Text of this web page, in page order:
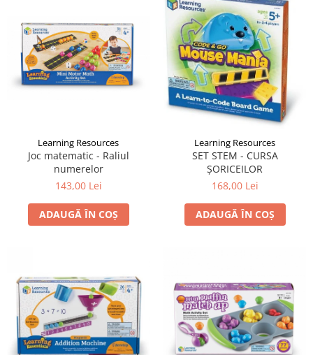
Learning Resources
Joc matematic - Raliul
numerelor
143,00 Lei
ADAUGĂ ÎN COȘ
Learning Resources
SET STEM - CURSA
ȘORICEILOR
168,00 Lei
ADAUGĂ ÎN COȘ